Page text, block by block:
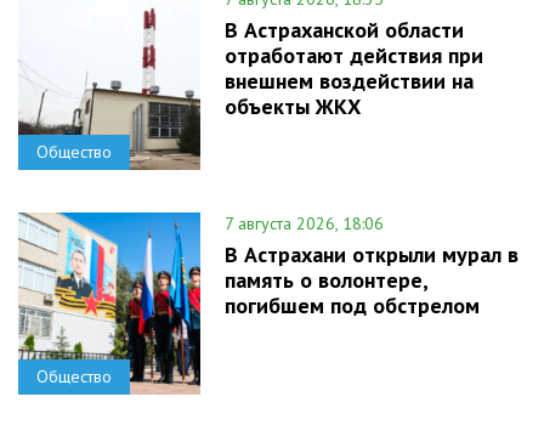
Общество
В Астраханской области
отработают действия при
внешнем воздействии на
объекты ЖКХ
Общество
7 августа 2026, 18:06
В Астрахани открыли мурал в
память о волонтере,
погибшем под обстрелом